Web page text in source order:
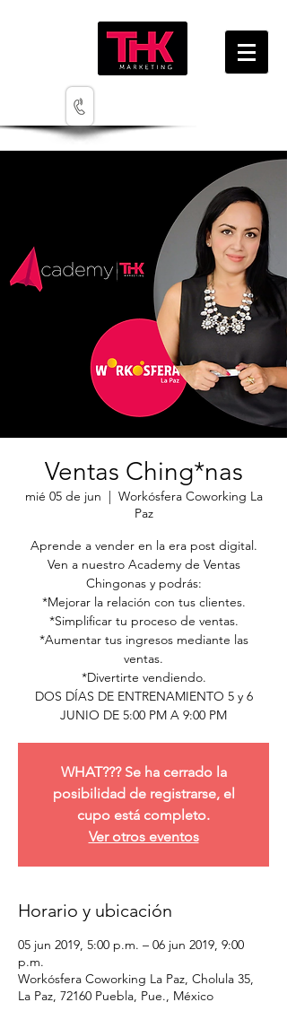
Ventas Ching*nas
mié 05 de jun
  |
Workósfera Coworking La
Paz
Aprende a vender en la era post digital.
Ven a nuestro Academy de Ventas
Chingonas y podrás:
*Mejorar la relación con tus clientes.
*Simplificar tu proceso de ventas.
*Aumentar tus ingresos mediante las
ventas.
*Divertirte vendiendo.
DOS DÍAS DE ENTRENAMIENTO 5 y 6
JUNIO DE 5:00 PM A 9:00 PM
WHAT??? Se ha cerrado la
posibilidad de registrarse, el
cupo está completo.
Ver otros eventos
Horario y ubicación
05 jun 2019, 5:00 p.m. – 06 jun 2019, 9:00
p.m.
Workósfera Coworking La Paz, Cholula 35,
La Paz, 72160 Puebla, Pue., México